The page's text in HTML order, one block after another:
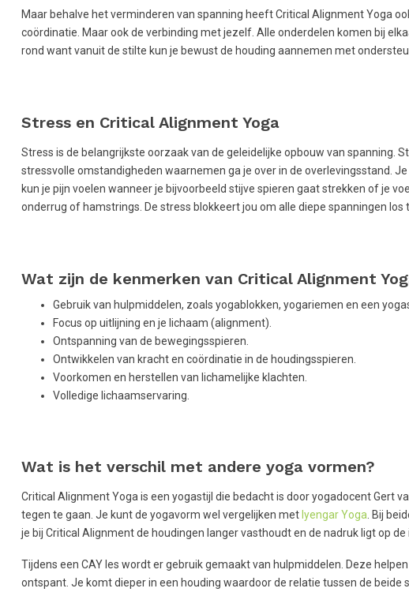
Maar behalve het verminderen van spanning heeft Critical Alignment Yoga
coördinatie. Maar ook de verbinding met jezelf. Alle onderdelen komen bij
rond want vanuit de stilte kun je bewust de houding aannemen met
Stress en Critical Alignment Yoga
Stress is de belangrijkste oorzaak van de geleidelijke opbouw van spanning.
stressvolle omstandigheden waarnemen ga je over in de overlevingsstand.
kun je pijn voelen wanneer je bijvoorbeeld stijve spieren gaat strekken of je
onderrug of hamstrings. De stress blokkeert jou om alle diepe spanningen los
Wat zijn de kenmerken van Critical Alignment
Gebruik van hulpmiddelen, zoals yogablokken, yogariemen en een
Focus op uitlijning en je lichaam (alignment).
Ontspanning van de bewegingsspieren.
Ontwikkelen van kracht en coördinatie in de houdingsspieren.
Voorkomen en herstellen van lichamelijke klachten.
Volledige lichaamservaring.
Wat is het verschil met andere yoga vormen?
Critical Alignment Yoga is een yogastijl die bedacht is door yogadocent Gert
tegen te gaan. Je kunt de yogavorm wel vergelijken met Iyengar Yoga . Bij
je bij Critical Alignment de houdingen langer vasthoudt en de nadruk ligt op
Tijdens een CAY les wordt er gebruik gemaakt van hulpmiddelen. Deze
ontspant. Je komt dieper in een houding waardoor de relatie tussen de